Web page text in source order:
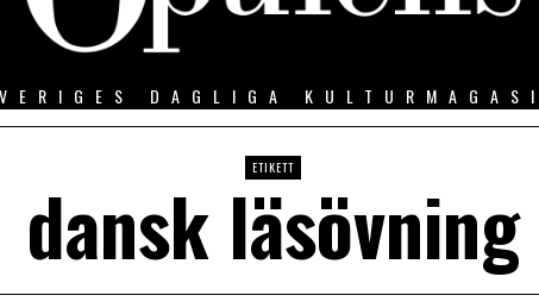
DAGLIGA
ETIKETT
dansk läsövning